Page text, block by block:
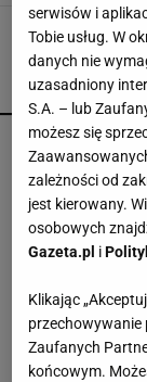
serwisów i
Tobie usług. W
danych nie
uzasadniony
S.A. – lub
możesz się
zależności od
jest kierowany.
osobowych
Gazeta.pl i
Klikając
przechowywanie
Zaufanych
końcowym.